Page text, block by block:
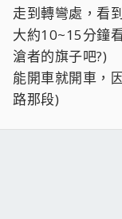
走到轉彎處，看
大約10~15分鐘
滄者的旗子吧?)
能開車就開車，
路那段)